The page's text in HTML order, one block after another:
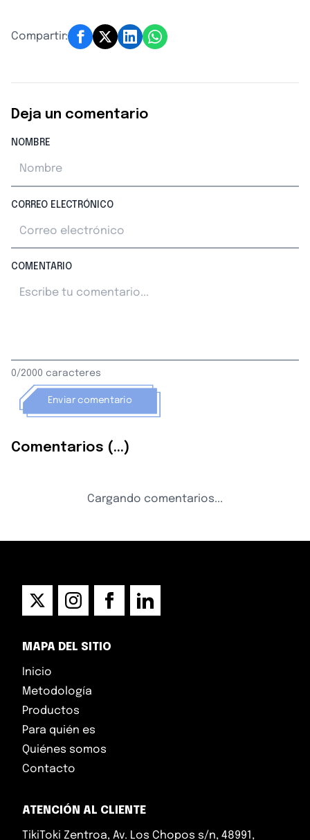
Compartir:
Deja un comentario
NOMBRE
CORREO ELECTRÓNICO
COMENTARIO
0/2000 caracteres
Enviar comentario
Comentarios (...)
Cargando comentarios...
MAPA DEL SITIO
Inicio
Metodología
Productos
Para quién es
Quiénes somos
Contacto
ATENCIÓN AL CLIENTE
TikiToki Zentroa, Av. Los Chopos s/n, 48991,